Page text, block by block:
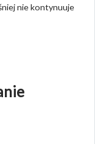
nie kontynuuje